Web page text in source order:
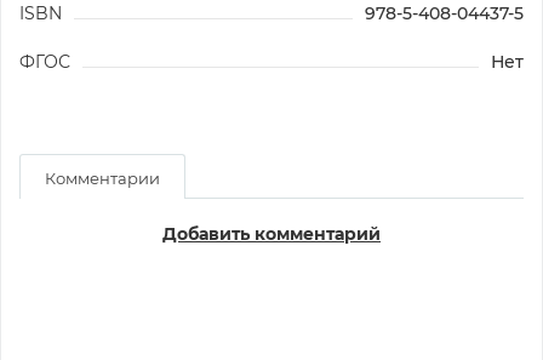
ISBN 978-5-408-04437-5
ФГОС Нет
Комментарии
Добавить комментарий